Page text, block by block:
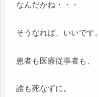
なんだかね・・・
そうなれば、いいです。
患者も医療従事者も、
誰も死なずに。